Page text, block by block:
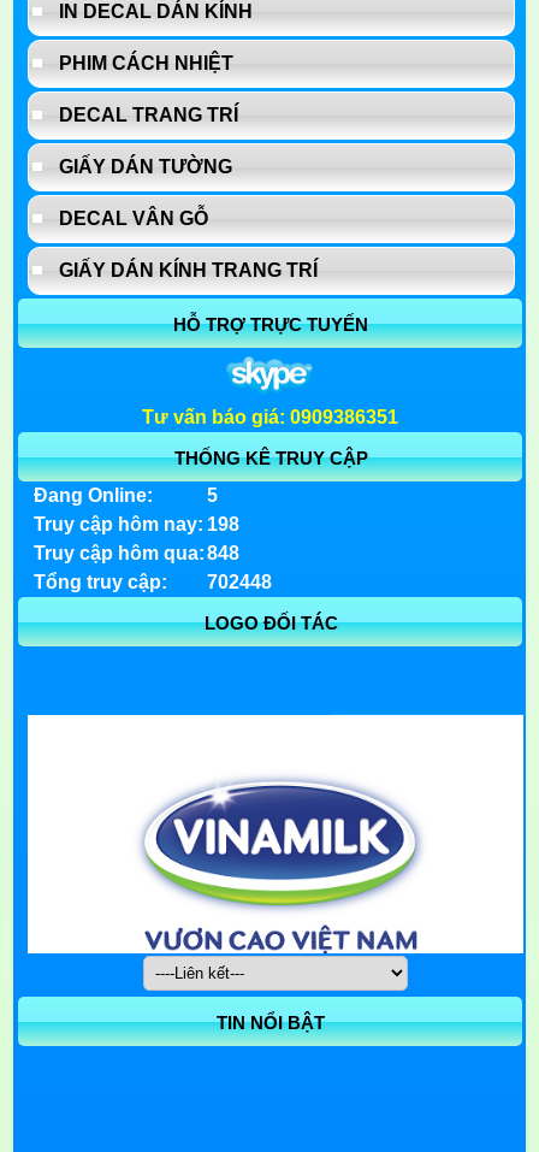
IN DECAL DÁN KÍNH
PHIM CÁCH NHIỆT
DECAL TRANG TRÍ
GIẤY DÁN TƯỜNG
DECAL VÂN GỖ
GIẤY DÁN KÍNH TRANG TRÍ
HỖ TRỢ TRỰC TUYẾN
Tư vấn báo giá: 0909386351
THỐNG KÊ TRUY CẬP
Đang Online:
5
Truy cập hôm nay: 198
Truy cập hôm qua: 848
Tổng truy cập:
702448
LOGO ĐỐI TÁC
TIN NỔI BẬT